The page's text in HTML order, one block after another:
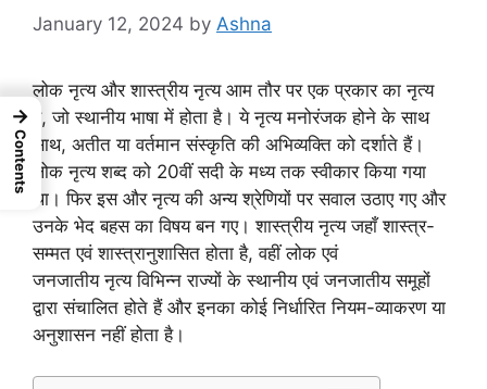
January 12, 2024 by Ashna
लोक नृत्य और शास्त्रीय नृत्य आम तौर पर एक प्रकार का नृत्य
है, जो स्थानीय भाषा में होता है। ये नृत्य मनोरंजक होने के साथ
साथ, अतीत या वर्तमान संस्कृति की अभिव्यक्ति को दर्शाते हैं।
लोक नृत्य शब्द को 20वीं सदी के मध्य तक स्वीकार किया गया
था। फिर इस और नृत्य की अन्य श्रेणियों पर सवाल उठाए गए और
उनके भेद बहस का विषय बन गए। शास्त्रीय नृत्य जहाँ शास्त्र-
सम्मत एवं शास्त्रानुशासित होता है, वहीं लोक एवं
जनजातीय नृत्य विभिन्न राज्यों के स्थानीय एवं जनजातीय समूहों
द्वारा संचालित होते हैं और इनका कोई निर्धारित नियम-व्याकरण या
अनुशासन नहीं होता है।
→
Contents